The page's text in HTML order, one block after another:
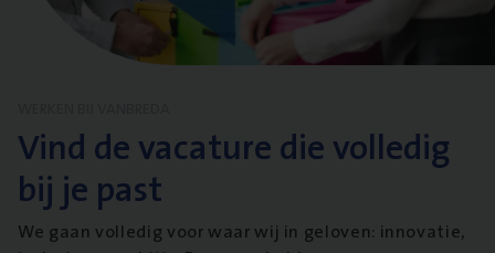
Vind de vacature die volledig
bij je past
We gaan volledig voor waar wij in geloven: innovatie,